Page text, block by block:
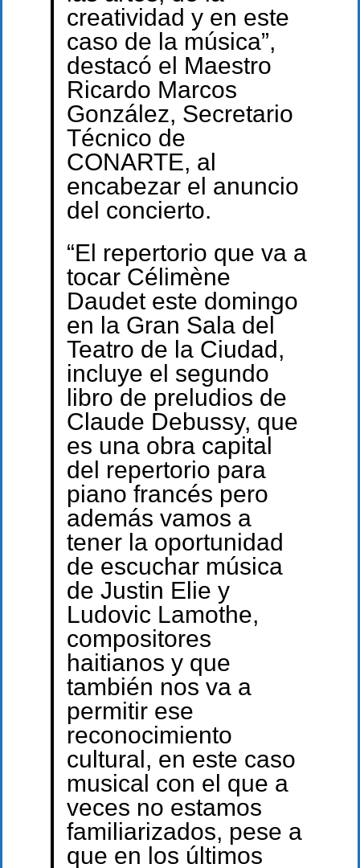
creatividad y en este
caso de la música”,
destacó el Maestro
Ricardo Marcos
González, Secretario
Técnico de
CONARTE, al
encabezar el anuncio
del concierto.
“El repertorio que va a
tocar Célimène
Daudet este domingo
en la Gran Sala del
Teatro de la Ciudad,
incluye el segundo
libro de preludios de
Claude Debussy, que
es una obra capital
del repertorio para
piano francés pero
además vamos a
tener la oportunidad
de escuchar música
de Justin Elie y
Ludovic Lamothe,
compositores
haitianos y que
también nos va a
permitir ese
reconocimiento
cultural, en este caso
musical con el que a
veces no estamos
familiarizados, pese a
que en los últimos